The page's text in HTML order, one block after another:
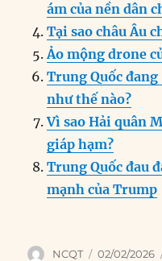
k
ám của nền dân
Tại sao châu Âu
Ảo mộng drone
Trung Quốc
như thế nào?
Vì sao Hải quân
giáp hạm?
Trung Quốc đau
mạnh của Trump
Author
NCQT
Posted
02/02/2026